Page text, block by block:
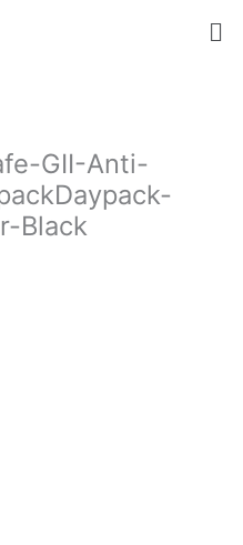
GII-Anti-
Black